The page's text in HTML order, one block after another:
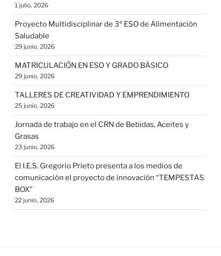
1 julio, 2026
Proyecto Multidisciplinar de 3º ESO de Alimentación
Saludable
29 junio, 2026
MATRICULACIÓN EN ESO Y GRADO BÁSICO
29 junio, 2026
TALLERES DE CREATIVIDAD Y EMPRENDIMIENTO
25 junio, 2026
Jornada de trabajo en el CRN de Bebidas, Aceites y
Grasas
23 junio, 2026
El I.E.S. Gregorio Prieto presenta a los medios de
comunicación el proyecto de innovación “TEMPESTAS
BOX”
22 junio, 2026